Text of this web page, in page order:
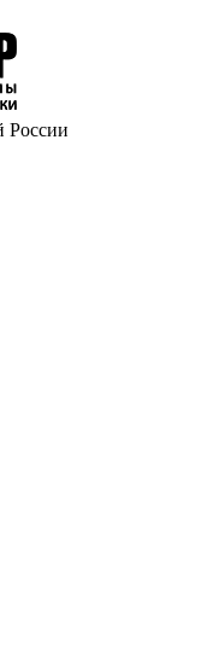
России